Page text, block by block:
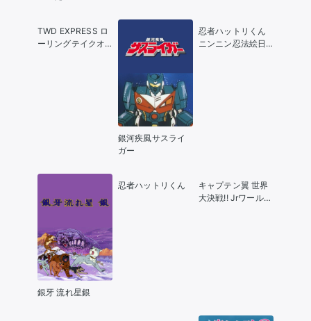
TWD EXPRESS ロ
ーリングテイクオ
銀河疾風サスライ
ガー
忍者ハットリくん
ニンニン忍法絵日
銀牙 流れ星銀
忍者ハットリくん
キャプテン翼 世界
大決戦!! Jrワールド